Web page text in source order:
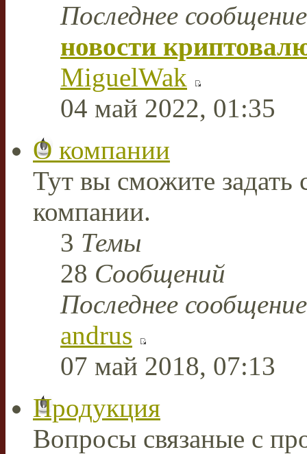
Последнее сообщение
новости
MiguelWak
04 май 2022, 01:35
О компании
Тут вы сможите
компании.
3 Темы
28 Сообщений
Последнее сообщение
andrus
07 май 2018, 07:13
Продукция
Вопросы связаные с